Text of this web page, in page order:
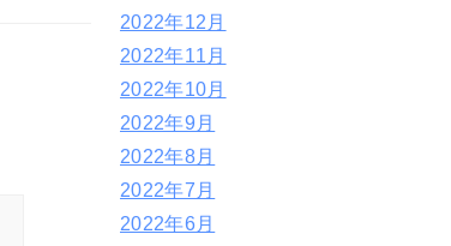
2022年12月
2022年11月
2022年10月
2022年9月
2022年8月
2022年7月
2022年6月